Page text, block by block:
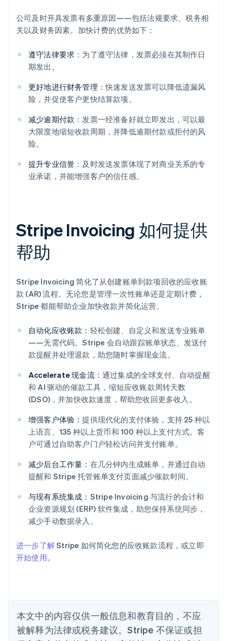
公司及时开具发票有多重原因——包括法规要求、税务相
关以及财务因素。加快计费的优势如下：
遵守法律要求 ：为了遵守法律，发票必须在其制作日
期发出。
更好地进行财务管理 ：快速发送发票可以降低遗漏风
险，并促使客户更快结算款项。
减少逾期付款 ：发票一经准备好就立即发出，可以最
大限度地缩短收款周期，并降低逾期付款或拒付的风
险。
提升专业信誉 ：及时发送发票体现了对商业关系的专
业承诺，并能增强客户的信任感。
Stripe Invoicing 如何提供
帮助
Stripe Invoicing 简化了从创建账单到款项回收的应收账
款 (AR) 流程。无论您是管理一次性账单还是定期计费，
Stripe 都能帮助企业加快收款并简化运营。
自动化应收账款： 轻松创建、自定义和发送专业账单
——无需代码。Stripe 会自动跟踪账单状态、发送付
款提醒并处理退款，助您随时掌握现金流。
Accelerate 现金流： 通过集成的全球支付、自动提醒
和 AI 驱动的催款工具，缩短应收账款周转天数
(DSO)，并加快收款速度，帮助您收回更多收入。
增强客户体验：提供现代化的支付体验，支持 25 种以
上语言、135 种以上货币和 100 种以上支付方式。客
户可通过自助客户门户轻松访问并支付账单。
减少后台工作量： 在几分钟内生成账单，并通过自动
提醒和 Stripe 托管账单支付页面减少催款时间。
与现有系统集成： Stripe Invoicing 与流行的会计和
企业资源规划 (ERP) 软件集成，助您保持系统同步，
减少手动数据录入。
进一步了解Stripe 如何简化您的应收账款流程，或立即
开始使用。
本文中的内容仅供一般信息和教育目的，不应
被解释为法律或税务建议。Stripe 不保证或担
阿联酋
English
爱尔兰
English
爱沙尼亚
English
奥地利
澳大利亚
English
巴西
保加利亚
English
比利时
丹麦
English
德国
DeutschEnglish